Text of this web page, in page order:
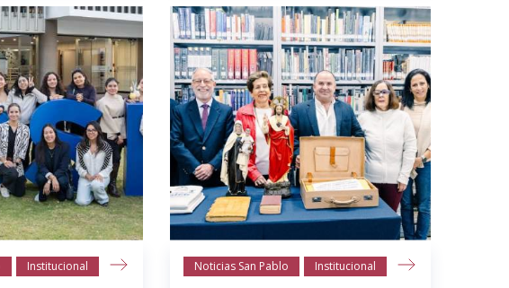
Institucional Noticias San Pablo Institucional